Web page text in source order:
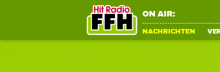
ON AIR:
NACHRICHTEN